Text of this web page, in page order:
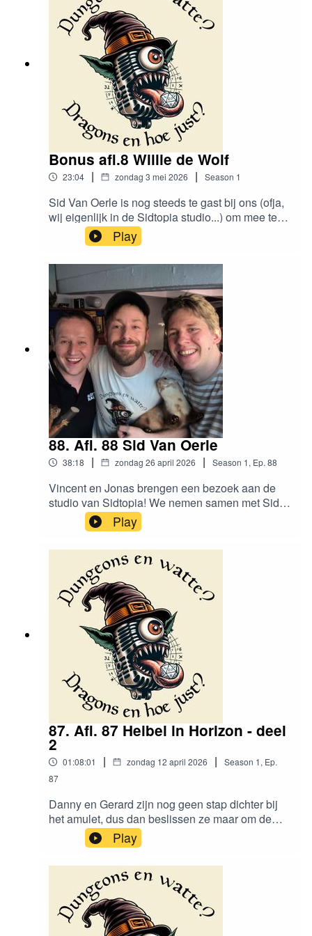
hier:https://www.instagram.com/dungeonsenwatt
e/www.dungeonsenwatte.be
Bonus afl.8 Willie de Wolf
23:04 | zondag 3 mei 2026 | Season 1
Sid Van Oerle is nog steeds te gast bij ons (ofja,
wij eigenlijk in de Sidtopia studio...) om mee te
brainstormen in deze bonus aflevering, waarbij
we elke keer een bekend film/game/... personage
in een D&D jasje steken!Vind ons
hier:https://www.instagram.com/dungeonsenwatt
e/www.dungeonsenwatte.be
Play
88. Afl. 88 Sid Van Oerle
38:18 | zondag 26 april 2026 | Season 1, Ep. 88
Vincent en Jonas brengen een bezoek aan de
studio van Sidtopia! We nemen samen met Sid
Van Oerle een kijkje achter de schermen van zijn
actual-play podcast en Sid geeft ook wat
roleplaying tips als professionele acteur.Vind ons
hier:https://www.instagram.com/dungeonsenwatt
e/www.dungeonsenwatte.be
Play
87. Afl. 87 Heibel in Horizon - deel
2
01:08:01 | zondag 12 april 2026 | Season 1, Ep.
87
Danny en Gerard zijn nog geen stap dichter bij
het amulet, dus dan beslissen ze maar om de
kathedraal te bezoeken om ervoor te bidden.Vind
hier:https://www.instagram.com/dungeonsenwatt
e/www.dungeonsenwatte.beAttributies:"Cathedra
l" by TabletopAudio is licensed under CC BY
4.0"The Orrery" by TabletopAudio is licensed
under CC BY 4.0"The Madding Crowd" by
Play